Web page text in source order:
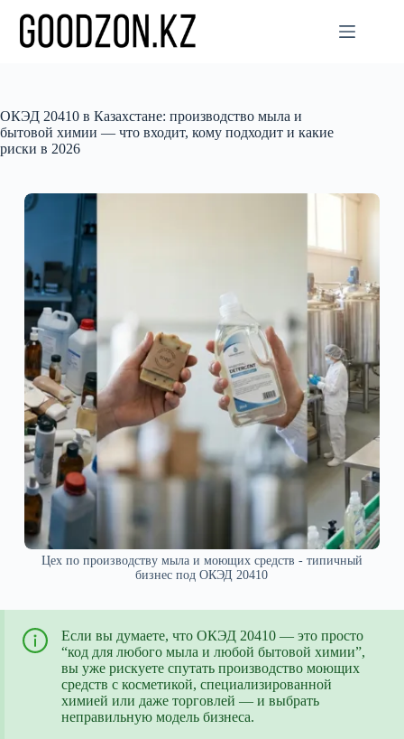
сути
ОКЭД 20410 в Казахстане: производство мыла и
бытовой химии — что входит, кому подходит и какие
риски в 2026
Цех по производству мыла и моющих средств - типичный
бизнес под ОКЭД 20410
Если вы думаете, что ОКЭД 20410 — это просто
“код для любого мыла и любой бытовой химии”,
вы уже рискуете спутать производство моющих
средств с косметикой, специализированной
химией или даже торговлей — и выбрать
неправильную модель бизнеса.